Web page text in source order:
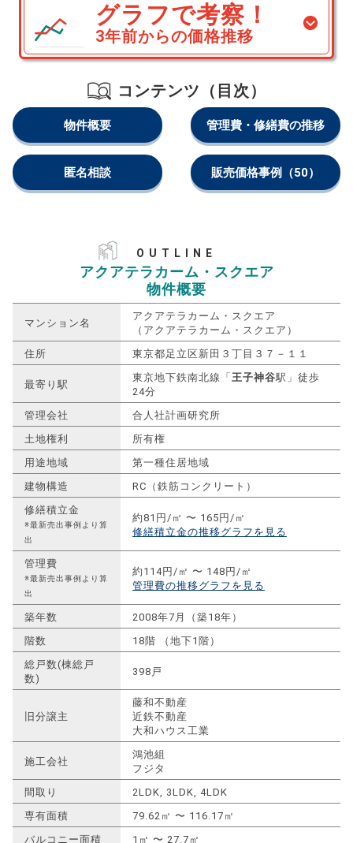
グラフで考察！
3年前からの価格推移
コンテンツ（目次）
物件概要 管理費・修繕費の推移
匿名相談 販売価格事例 （50）
OUTLINE
アクアテラカーム・スクエア
物件概要
マンション名
アクアテラカーム・スクエア
（アクアテラカーム・スクエア）
住所
東京都足立区新田３丁目３７－１１
最寄り駅
東京地下鉄南北線「 王子神谷駅」徒歩
24分
管理会社
合人社計画研究所
土地権利
所有権
用途地域
第一種住居地域
建物構造
RC（鉄筋コンクリート）
修繕積立金
※最新売出事例より算
出
約81円/㎡ 〜 165円/㎡
修繕積立金の推移グラフを見る
管理費
※最新売出事例より算
出
約114円/㎡ 〜 148円/㎡
管理費の推移グラフを見る
築年数
2008年7月（築18年）
階数
18階 （地下1階）
総戸数(棟総戸
数)
398戸
旧分譲主
藤和不動産
近鉄不動産
大和ハウス工業
施工会社
鴻池組
フジタ
間取り
2LDK, 3LDK, 4LDK
専有面積
79.62㎡ 〜 116.17㎡
バルコニー面積
1㎡ 〜 27.7㎡